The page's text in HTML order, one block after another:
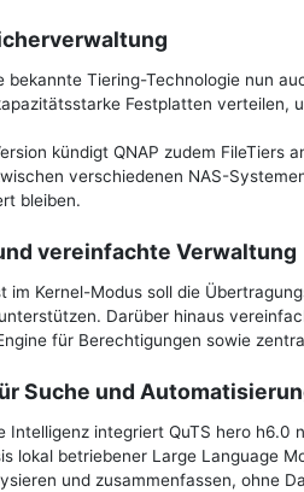
bekannte Tiering-Technologie nun
Festplatten verteilen,
kündigt QNAP zudem FileTiers
verschiedenen NAS-
bleiben.
vereinfachte Verwaltung
im Kernel-Modus soll die
Darüber hinaus
für Berechtigungen sowie
Suche und
Intelligenz integriert QuTS hero
lokal betriebener Large Language
und zusammenfassen, ohne